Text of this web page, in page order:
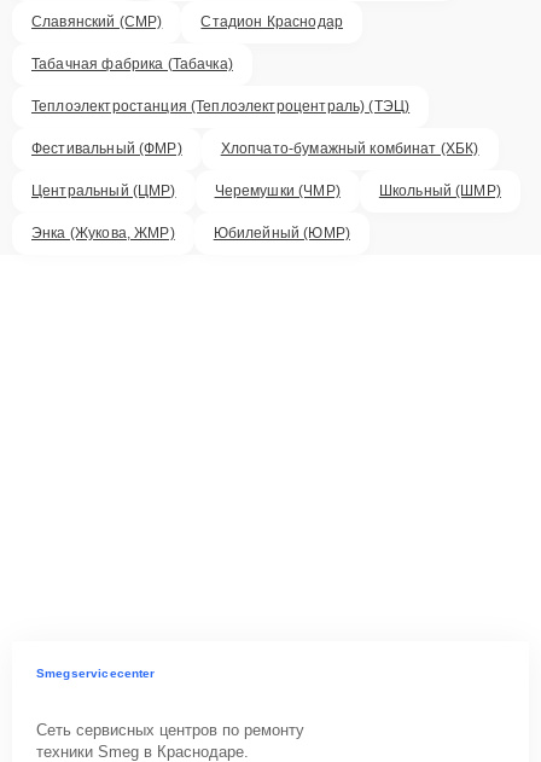
Славянский (СМР) Стадион Краснодар
Табачная фабрика (Табачка)
Теплоэлектростанция (Теплоэлектроцентраль) (ТЭЦ)
Фестивальный (ФМР) Хлопчато-бумажный комбинат (ХБК)
Центральный (ЦМР) Черемушки (ЧМР) Школьный (ШМР)
Энка (Жукова, ЖМР) Юбилейный (ЮМР)
Smegservicecenter
Сеть сервисных центров по ремонту
техники Smeg в Краснодаре.